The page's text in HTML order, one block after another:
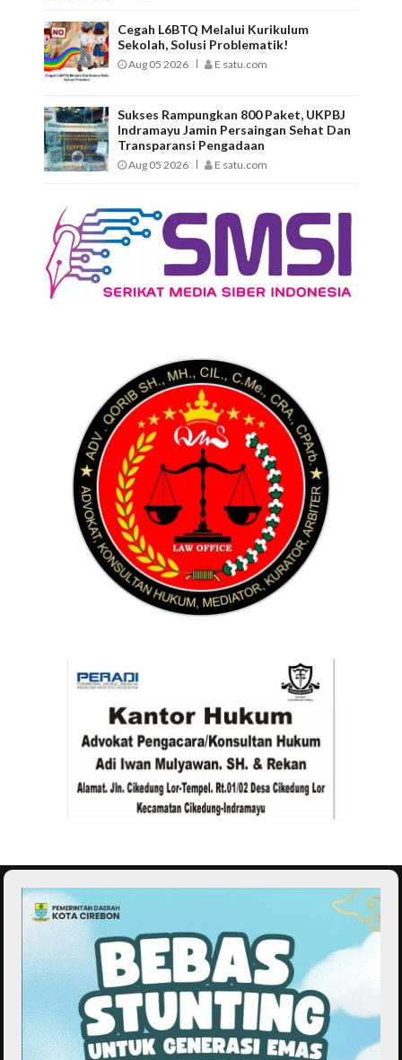
Cegah L6BTQ Melalui Kurikulum
Sekolah, Solusi Problematik!
Aug 05 2026 E satu.com
Sukses Rampungkan 800 Paket, UKPBJ
Indramayu Jamin Persaingan Sehat Dan
Transparansi Pengadaan
Aug 05 2026 E satu.com